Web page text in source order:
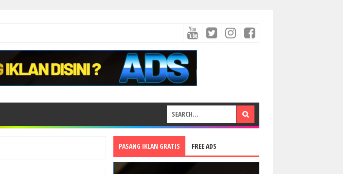
PASANG IKLAN GRATIS FREE ADS